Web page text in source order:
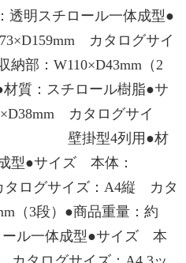
透明スチロール一体成型●
カタログサイ
部：W110×D43mm（2
質：スチロール樹脂●サ
カタログサイ
壁掛型4列用●材
型●サイズ 本体：
タログサイズ：A4縦 カタ
（3段）●商品重量：約
ール一体成型●サイズ 本